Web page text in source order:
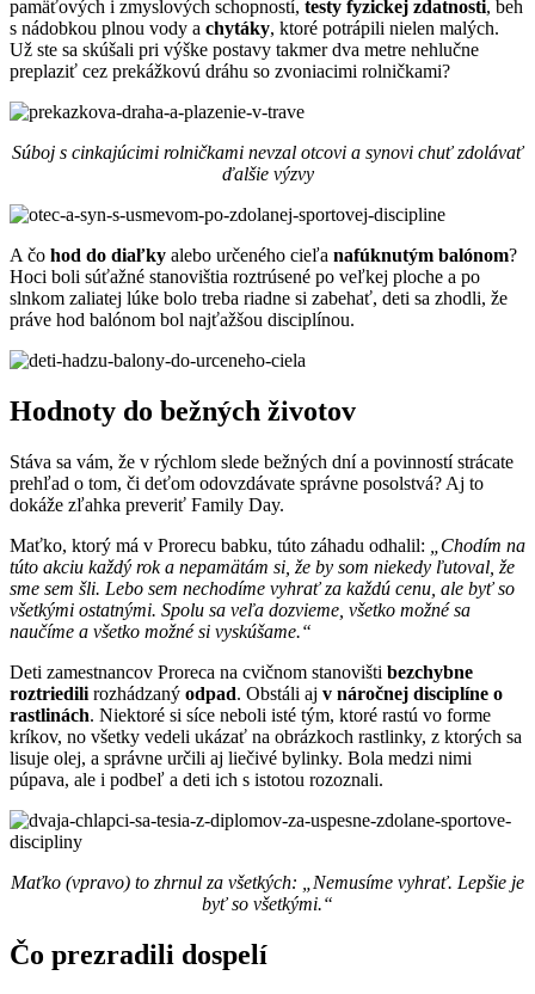
pamäťových i zmyslových schopností, testy fyzickej zdatnosti, beh
s nádobkou plnou vody a chytáky, ktoré potrápili nielen malých.
Už ste sa skúšali pri výške postavy takmer dva metre nehlučne
preplaziť cez prekážkovú dráhu so zvoniacimi rolničkami?
Súboj s cinkajúcimi rolničkami nevzal otcovi a synovi chuť zdolávať
ďalšie výzvy
A čo hod do diaľky alebo určeného cieľa nafúknutým balónom?
Hoci boli súťažné stanovištia roztrúsené po veľkej ploche a po
slnkom zaliatej lúke bolo treba riadne si zabehať, deti sa zhodli, že
práve hod balónom bol najťažšou disciplínou.
Hodnoty do bežných životov
Stáva sa vám, že v rýchlom slede bežných dní a povinností strácate
prehľad o tom, či deťom odovzdávate správne posolstvá? Aj to
dokáže zľahka preveriť Family Day.
Maťko, ktorý má v Prorecu babku, túto záhadu odhalil:
„Chodím na
túto akciu každý rok a nepamätám si, že by som niekedy ľutoval, že
sme sem šli. Lebo sem nechodíme vyhrať za každú cenu, ale byť so
všetkými ostatnými. Spolu sa veľa dozvieme, všetko možné sa
naučíme a všetko možné si vyskúšame.“
Deti zamestnancov Proreca na cvičnom stanovišti bezchybne
roztriedili rozhádzaný odpad. Obstáli aj v náročnej disciplíne o
rastlinách. Niektoré si síce neboli isté tým, ktoré rastú vo forme
kríkov, no všetky vedeli ukázať na obrázkoch rastlinky, z ktorých sa
lisuje olej, a správne určili aj liečivé bylinky. Bola medzi nimi
púpava, ale i podbeľ a deti ich s istotou rozoznali.
Maťko (vpravo) to zhrnul za všetkých: „Nemusíme vyhrať. Lepšie je
byť so všetkými.“
Čo prezradili dospelí